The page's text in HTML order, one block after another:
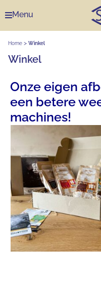
Menu
Home > Winkel
Winkel
Onze eigen
een betere
machines!